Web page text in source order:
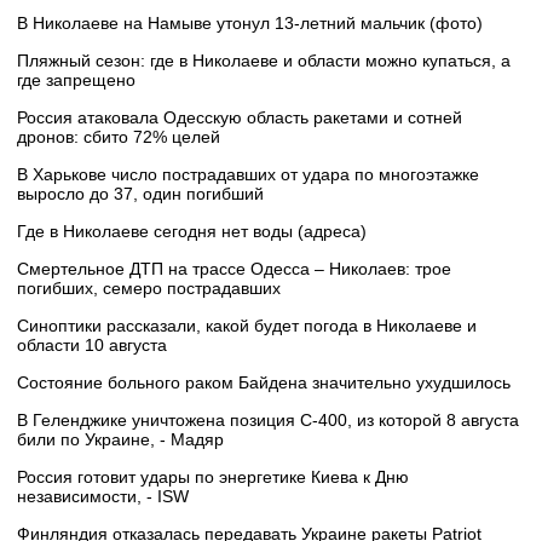
В Николаеве на Намыве утонул 13-летний мальчик (фото)
Пляжный сезон: где в Николаеве и области можно купаться, а
где запрещено
Россия атаковала Одесскую область ракетами и сотней
дронов: сбито 72% целей
В Харькове число пострадавших от удара по многоэтажке
выросло до 37, один погибший
Где в Николаеве сегодня нет воды (адреса)
Смертельное ДТП на трассе Одесса – Николаев: трое
погибших, семеро пострадавших
Синоптики рассказали, какой будет погода в Николаеве и
области 10 августа
Состояние больного раком Байдена значительно ухудшилось
В Геленджике уничтожена позиция С-400, из которой 8 августа
били по Украине, - Мадяр
Россия готовит удары по энергетике Киева к Дню
независимости, - ISW
Финляндия отказалась передавать Украине ракеты Patriot